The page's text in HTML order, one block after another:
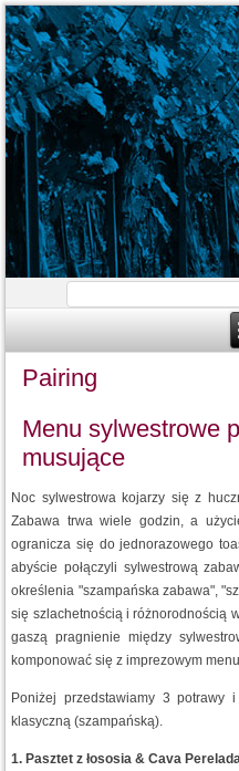
Pairing
Menu sylwestrowe
musujące
Noc sylwestrowa kojarzy się z
Zabawa trwa wiele godzin, a
ogranicza się do jednorazowego
abyście połączyli sylwestrową
określenia "szampańska zabawa",
się szlachetnością i różnorodnością
gaszą pragnienie między
komponować się z imprezowym
Poniżej przedstawiamy 3 potrawy
klasyczną (szampańską).
1. Pasztet z łososia & Cava